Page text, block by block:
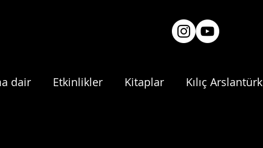
dair Etkinlikler Kitaplar Kılıç Arslantürk